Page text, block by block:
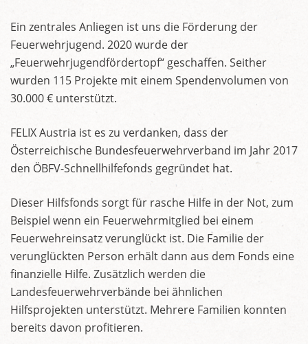
Ein zentrales Anliegen ist uns die Förderung der
Feuerwehrjugend. 2020 wurde der
„Feuerwehrjugendfördertopf“ geschaffen. Seither
wurden 115 Projekte mit einem Spendenvolumen von
30.000 € unterstützt.
FELIX Austria ist es zu verdanken, dass der
Österreichische Bundesfeuerwehrverband im Jahr 2017
den ÖBFV-Schnellhilfefonds gegründet hat.
Dieser Hilfsfonds sorgt für rasche Hilfe in der Not, zum
Beispiel wenn ein Feuerwehrmitglied bei einem
Feuerwehreinsatz verunglückt ist. Die Familie der
verunglückten Person erhält dann aus dem Fonds eine
finanzielle Hilfe. Zusätzlich werden die
Landesfeuerwehrverbände bei ähnlichen
Hilfsprojekten unterstützt. Mehrere Familien konnten
bereits davon profitieren.